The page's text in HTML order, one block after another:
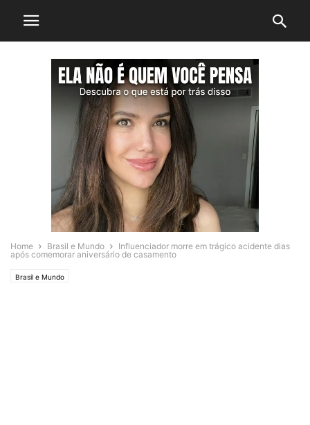
Home Brasil e Mundo
Influenciador morre em trágico acidente dias
após comemorar aniversário de casamento
Brasil e Mundo